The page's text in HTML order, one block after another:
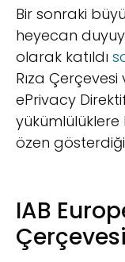
Bir sonraki
heyecan
olarak katıldı
Rıza Çerçevesi
ePrivacy
yükümlülüklere
özen
IAB